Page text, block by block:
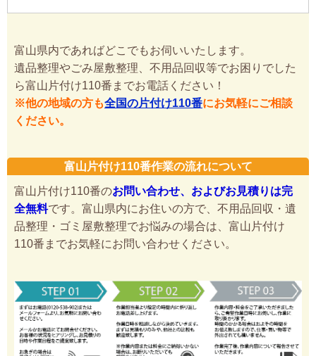
富山県内であればどこでもお伺いいたします。
遺品整理やごみ屋敷整理、不用品回収等でお困りでした
ら富山片付け110番までお電話ください！
※他の地域の方も全国の片付け110番にお気軽にご相談
ください。
富山片付け110番作業の流れについて
富山片付け110番のお問い合わせ、およびお見積りは完
全無料です。富山県内にお住いの方で、不用品回収・遺
品整理・ゴミ屋敷整理でお悩みの場合は、富山片付け
110番までお気軽にお問い合わせください。